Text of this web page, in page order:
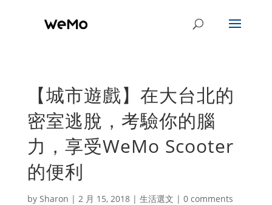
【城市遊戲】在大台北的
密室逃脫，考驗你的腦
力，享受WeMo Scooter
的便利
by Sharon | 2 月 15, 2018| 生活選文 | 0 comments